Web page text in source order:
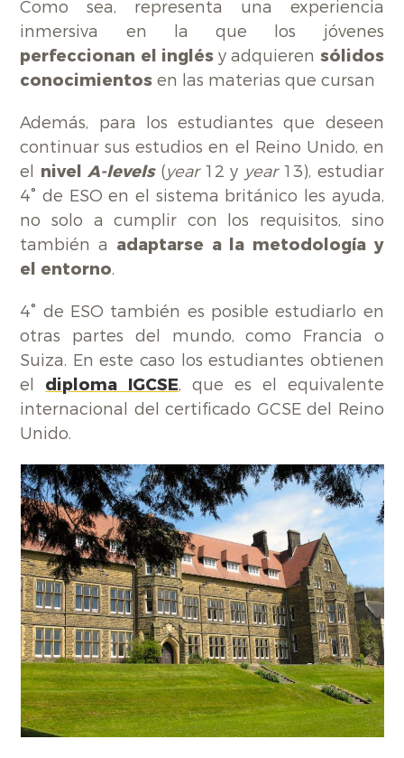
Como sea, representa una experiencia
inmersiva en la que los jóvenes
perfeccionan el inglésy adquieren sólidos
conocimientosen las materias que cursan
Además, para los estudiantes que deseen
continuar sus estudios en el Reino Unido, en
el nivelA-levels(year12 y year13), estudiar
4° de ESO en el sistema británico les ayuda,
no solo a cumplir con los requisitos, sino
también a adaptarse a la metodología y
el entorno.
4° de ESO también es posible estudiarlo en
otras partes del mundo, como Francia o
Suiza. En este caso los estudiantes obtienen
el diploma IGCSE, que es el equivalente
internacional del certificado GCSE del Reino
Unido.